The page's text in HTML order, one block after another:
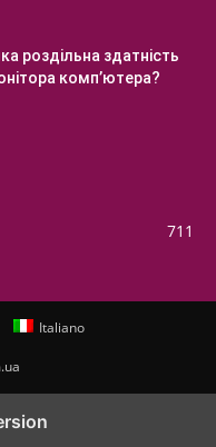
роздільна здатність
комп’ютера?
711
Italiano